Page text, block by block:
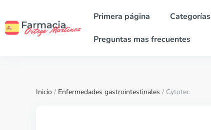
Primera página Categorías
Preguntas mas frecuentes
Inicio / Enfermedades gastrointestinales / Cytotec